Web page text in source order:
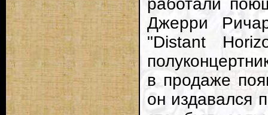
работали
Джерри
"Distant
в продаже
он издавался